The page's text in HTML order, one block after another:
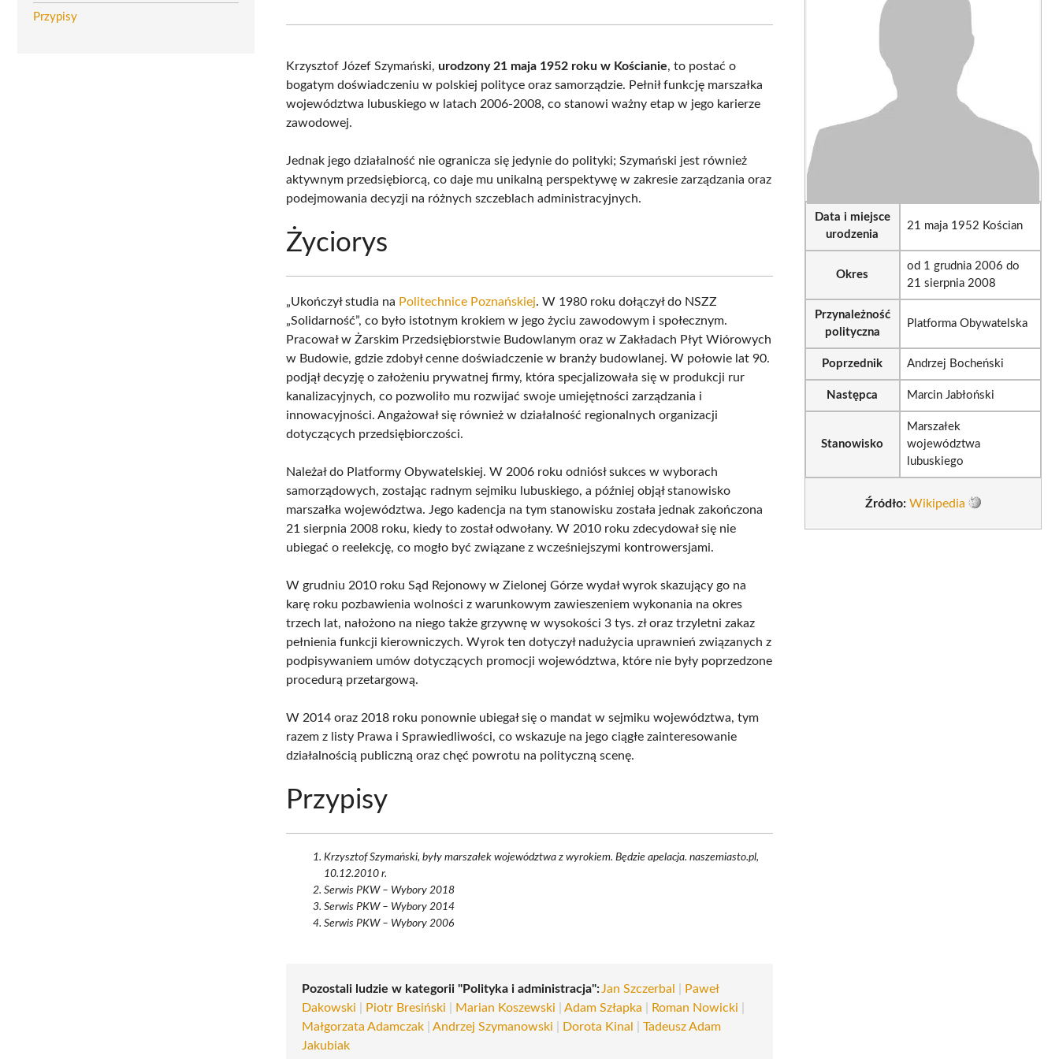
Przypisy
(Twitter)
Krzysztof Józef Szymański,urodzony 21 maja 1952 roku w Kościanie, to postać o
bogatym doświadczeniu w polskiej polityce oraz samorządzie. Pełnił funkcję marszałka
województwa lubuskiego w latach 2006-2008, co stanowi ważny etap w jego karierze
zawodowej.
Jednak jego działalność nie ogranicza się jedynie do polityki; Szymański jest również
aktywnym przedsiębiorcą, co daje mu unikalną perspektywę w zakresie zarządzania oraz
podejmowania decyzji na różnych szczeblach administracyjnych.
Życiorys
„Ukończył studia na Politechnice Poznańskiej. W 1980 roku dołączył do NSZZ
„Solidarność”, co było istotnym krokiem w jego życiu zawodowym i społecznym.
Pracował w Żarskim Przedsiębiorstwie Budowlanym oraz w Zakładach Płyt Wiórowych
w Budowie, gdzie zdobył cenne doświadczenie w branży budowlanej. W połowie lat 90.
podjął decyzję o założeniu prywatnej firmy, która specjalizowała się w produkcji rur
kanalizacyjnych, co pozwoliło mu rozwijać swoje umiejętności zarządzania i
innowacyjności. Angażował się również w działalność regionalnych organizacji
dotyczących przedsiębiorczości.
Należał do Platformy Obywatelskiej. W 2006 roku odniósł sukces w wyborach
samorządowych, zostając radnym sejmiku lubuskiego, a później objął stanowisko
marszałka województwa. Jego kadencja na tym stanowisku została jednak zakończona
21 sierpnia 2008 roku, kiedy to został odwołany. W 2010 roku zdecydował się nie
ubiegać o reelekcję, co mogło być związane z wcześniejszymi kontrowersjami.
W grudniu 2010 roku Sąd Rejonowy w Zielonej Górze wydał wyrok skazujący go na
karę roku pozbawienia wolności z warunkowym zawieszeniem wykonania na okres
trzech lat, nałożono na niego także grzywnę w wysokości 3 tys. zł oraz trzyletni zakaz
pełnienia funkcji kierowniczych. Wyrok ten dotyczył nadużycia uprawnień związanych z
podpisywaniem umów dotyczących promocji województwa, które nie były poprzedzone
procedurą przetargową.
W 2014 oraz 2018 roku ponownie ubiegał się o mandat w sejmiku województwa, tym
razem z listy Prawa i Sprawiedliwości, co wskazuje na jego ciągłe zainteresowanie
działalnością publiczną oraz chęć powrotu na polityczną scenę.
Przypisy
Krzysztof Szymański, były marszałek województwa z wyrokiem. Będzie apelacja. naszemiasto.pl,
10.12.2010 r.
Serwis PKW – Wybory 2018
Serwis PKW – Wybory 2014
Serwis PKW – Wybory 2006
Pozostali ludzie w kategorii "Polityka i administracja": Jan Szczerbal
Paweł
Dakowski
Piotr Bresiński Marian Koszewski |Adam Szłapka Roman Nowicki
Małgorzata Adamczak |Andrzej Szymanowski Dorota Kinal |Tadeusz Adam
Jakubiak
Data i miejsce
urodzenia
21 maja 1952 Kościan
Okres
od 1 grudnia 2006 do
21 sierpnia 2008
Przynależność
polityczna
Platforma Obywatelska
Poprzednik Andrzej Bocheński
Następca Marcin Jabłoński
Stanowisko
Marszałek
województwa
lubuskiego
Źródło: Wikipedia